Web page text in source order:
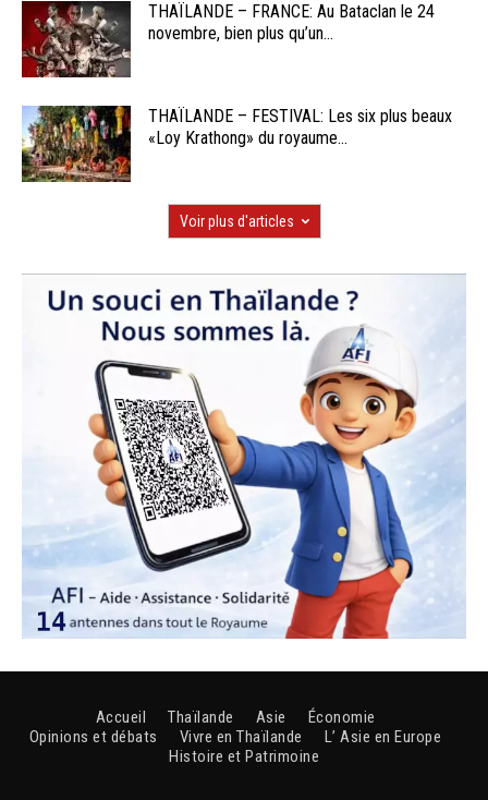
THAÏLANDE – FRANCE: Au Bataclan le 24
novembre, bien plus qu’un...
THAÏLANDE – FESTIVAL: Les six plus beaux
«Loy Krathong» du royaume...
Voir plus d'articles
Accueil Thaïlande Asie
Économie
Opinions et débats
Vivre en Thaïlande
L’ Asie en Europe
Histoire et Patrimoine